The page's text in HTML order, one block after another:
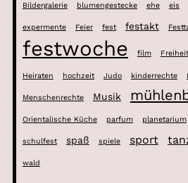
Bildergalerie blumengestecke ehe eis
expermente Feier fest festakt
festwoche film Freiheit
Heiraten hochzeit Judo kinderrechte
Menschenrechte Musik
Orientalische Küche parfum planetarium
schulfest spaß spiele sport
wald